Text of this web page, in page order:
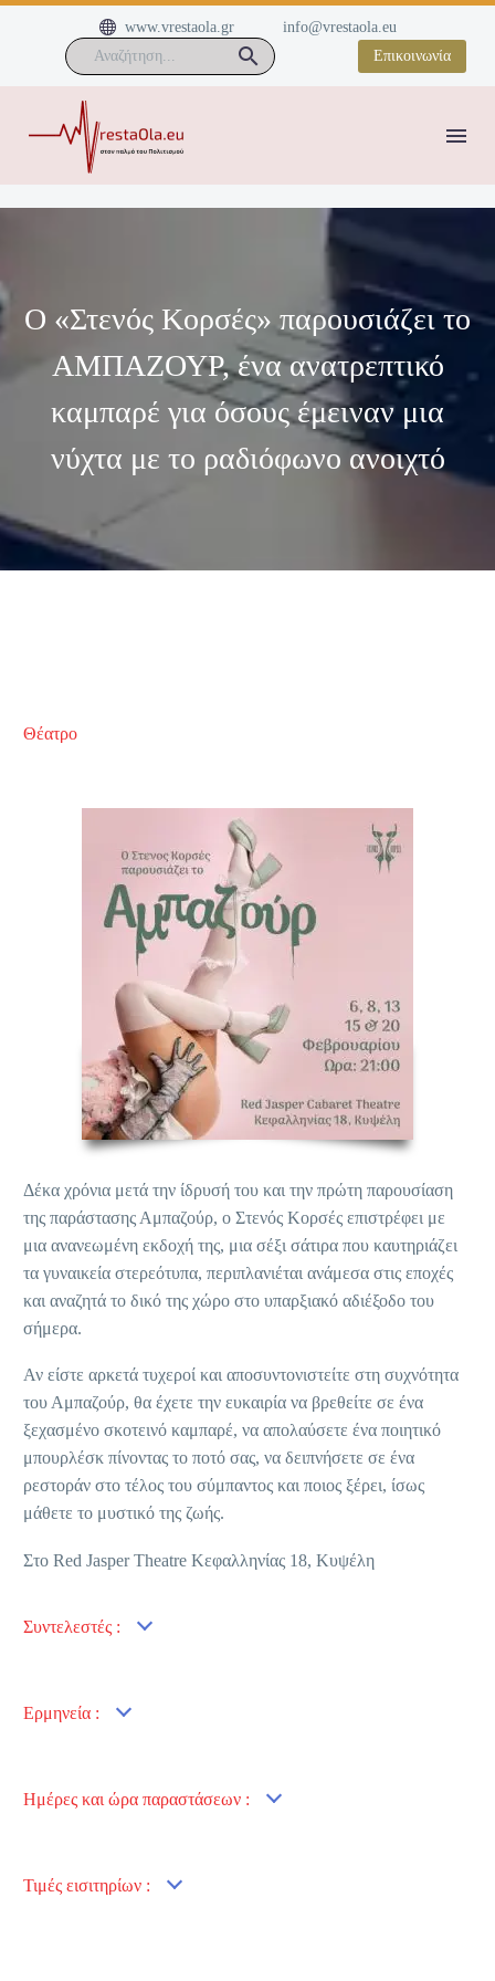

 www.vrestaola.gr
info@vrestaola.eu
Επικοινωνία
O «Στενός Κορσές» παρουσιάζει το
ΑΜΠΑΖΟΥΡ, ένα ανατρεπτικό
καμπαρέ για όσους έμειναν μια
νύχτα με το ραδιόφωνο ανοιχτό
Θέατρο
Δέκα χρόνια μετά την ίδρυσή του και την πρώτη παρουσίαση
της παράστασης Αμπαζούρ, ο Στενός Κορσές επιστρέφει με
μια ανανεωμένη εκδοχή της, μια σέξι σάτιρα που καυτηριάζει
τα γυναικεία στερεότυπα, περιπλανιέται ανάμεσα στις εποχές
και αναζητά το δικό της χώρο στο υπαρξιακό αδιέξοδο του
σήμερα.
Αν είστε αρκετά τυχεροί και αποσυντονιστείτε στη συχνότητα
του Αμπαζούρ, θα έχετε την ευκαιρία να βρεθείτε σε ένα
ξεχασμένο σκοτεινό καμπαρέ, να απολαύσετε ένα ποιητικό
μπουρλέσκ πίνοντας το ποτό σας, να δειπνήσετε σε ένα
ρεστοράν στο τέλος του σύμπαντος και ποιος ξέρει, ίσως
μάθετε το μυστικό της ζωής.
Στο Red Jasper Theatre Κεφαλληνίας 18, Κυψέλη
Συντελεστές :
Ερμηνεία :
Ημέρες και ώρα παραστάσεων :
Τιμές εισιτηρίων :